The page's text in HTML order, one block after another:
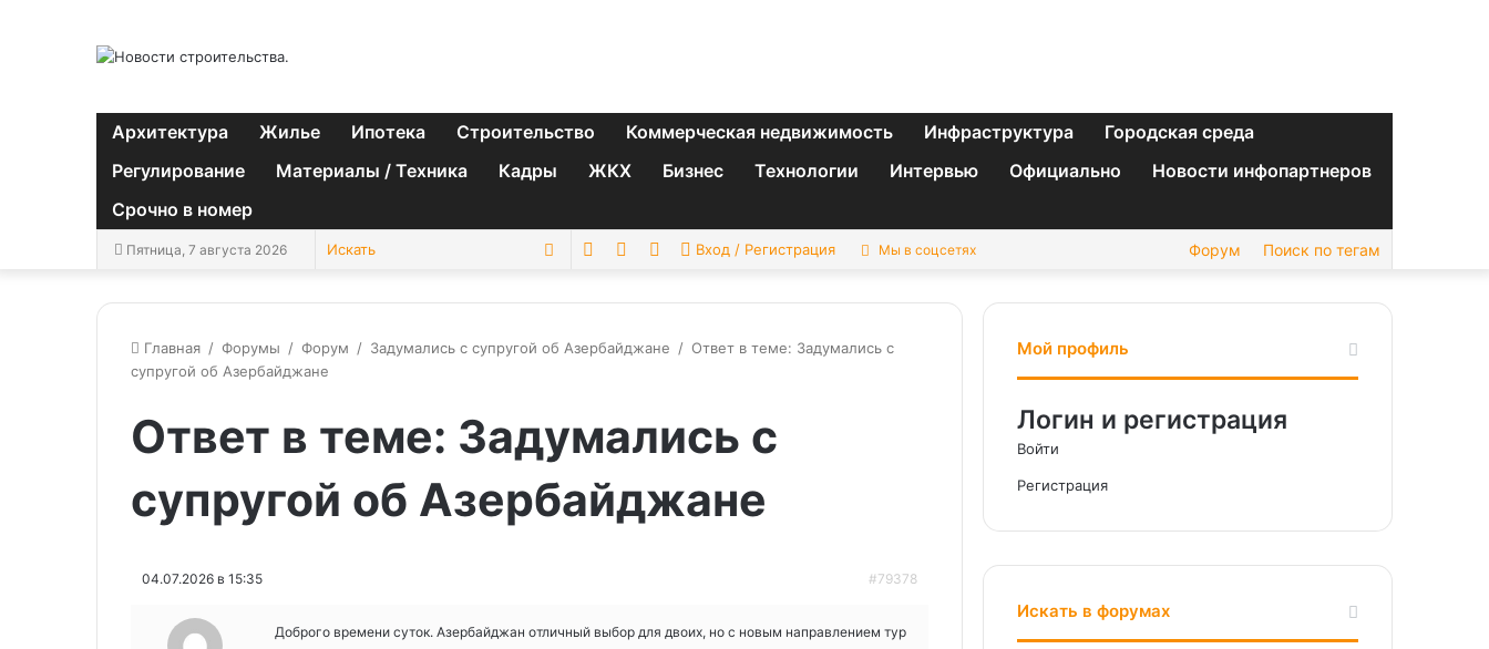
Архитектура Жилье Ипотека Строительство Коммерческая недвижимость Инфраструктура
Городская среда
Регулирование
Материалы / Техника Кадры ЖКХ Бизнес Технологии Интервью Официально
Новости инфопартнеров
Срочно в номер
Пятница, 7 августа 2026 Искать SwitchSidebarСлучайная
Вход / Регистрация Мы в соцсетях Форум Поиск по тегам
Главная / Форумы / Форум / Задумались с супругой об Азербайджане / Ответ в теме: Задумались с
супругой об Азербайджане
Ответ в теме: Задумались с
супругой об Азербайджане
04.07.2026 в 15:35 #79378
Доброго времени суток. Азербайджан отличный выбор для двоих, но с новым направлением тур
Мой профиль
Логин и регистрация
Войти
Регистрация
Искать в форумах